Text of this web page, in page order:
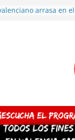
arrasa en el
más talento y
concluyen los
TRICV 2025-2026